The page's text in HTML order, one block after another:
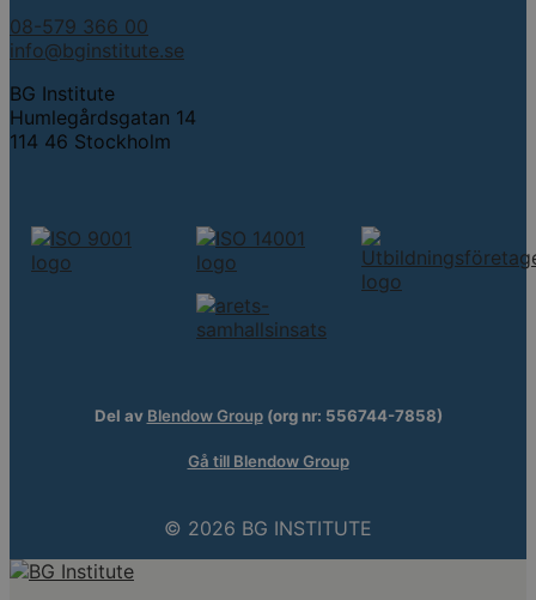
08-579 366 00
info@bginstitute.se
BG Institute
Humlegårdsgatan 14
114 46 Stockholm
Del av Blendow Group(org nr: 556744-7858)
Gå till Blendow Group
© 2026 BG INSTITUTE